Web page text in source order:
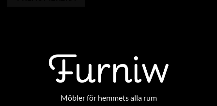
Möbler för hemmets alla rum